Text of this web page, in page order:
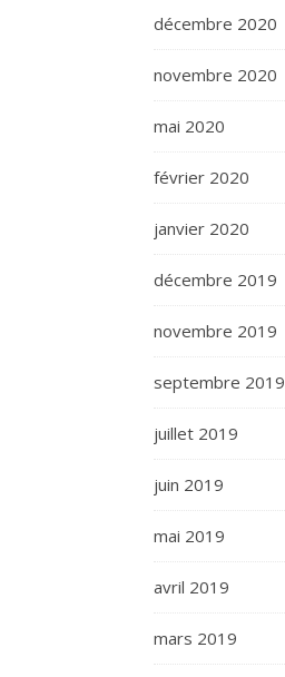
décembre 2020
novembre 2020
mai 2020
février 2020
janvier 2020
décembre 2019
novembre 2019
septembre 2019
juillet 2019
juin 2019
mai 2019
avril 2019
mars 2019